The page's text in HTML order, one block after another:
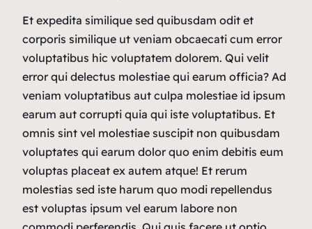
Et expedita similique sed quibusdam odit et
corporis similique ut veniam obcaecati cum error
voluptatibus hic voluptatem dolorem. Qui velit
error qui delectus molestiae qui earum officia? Ad
veniam voluptatibus aut culpa molestiae id ipsum
earum aut corrupti quia qui iste voluptatibus. Et
omnis sint vel molestiae suscipit non quibusdam
voluptates qui earum dolor quo enim debitis eum
voluptas placeat ex autem atque! Et rerum
molestias sed iste harum quo modi repellendus
est voluptas ipsum vel earum labore non